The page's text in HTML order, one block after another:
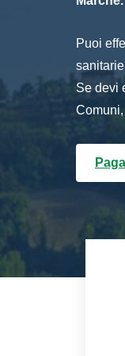
Puoi
Se devi